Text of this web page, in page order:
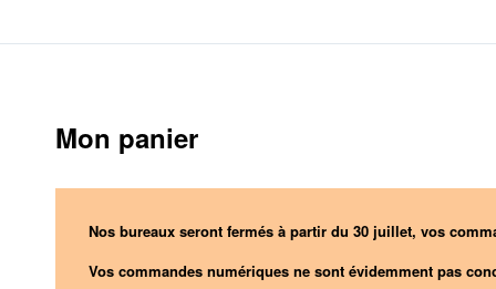
Mon panier
Nos bureaux seront fermés à partir du 30 juillet, vos
Vos commandes numériques ne sont évidemment pas